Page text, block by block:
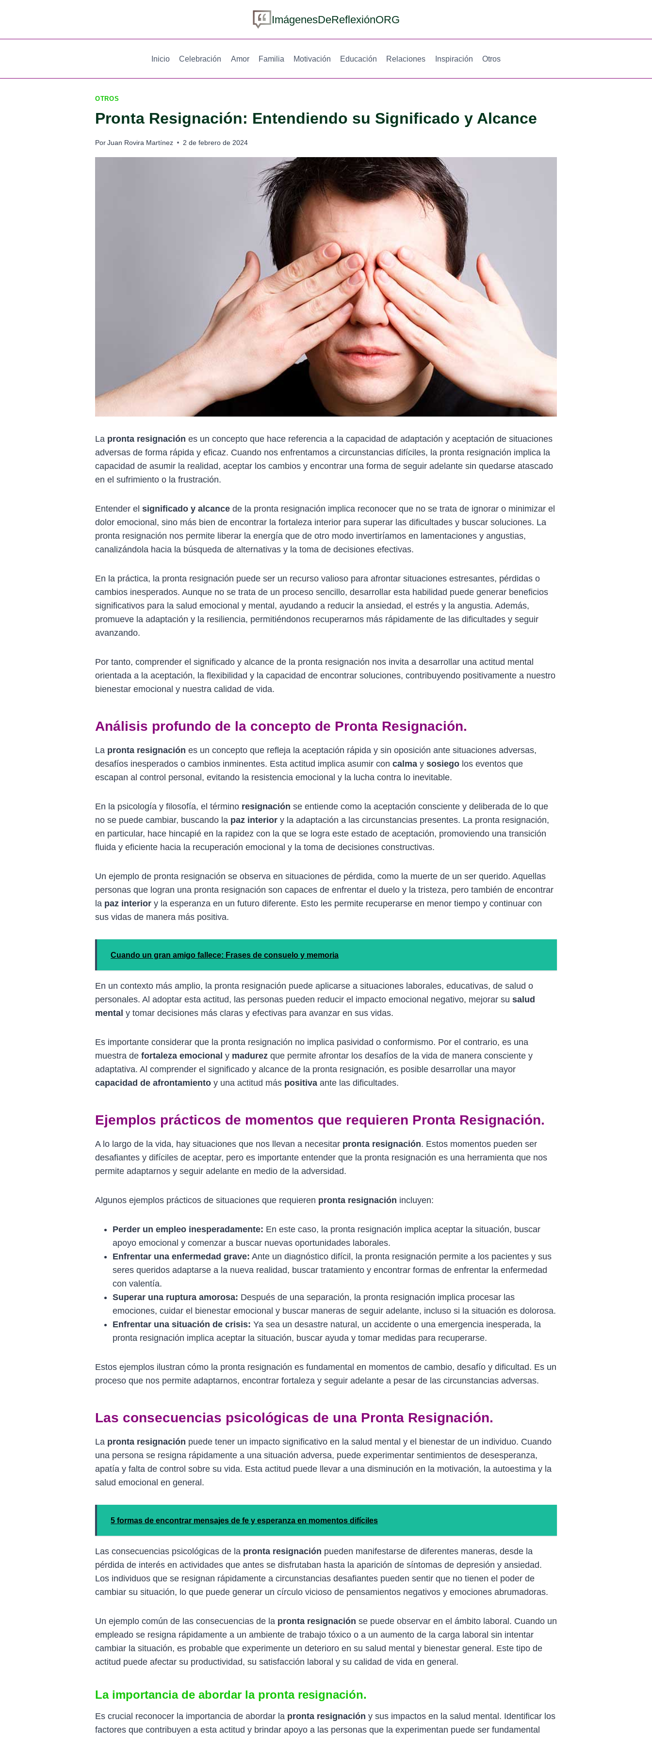
ImágenesDeReflexiónORG
Inicio Celebración Amor Familia Motivación Educación Relaciones Inspiración Otros
OTROS
Pronta Resignación: Entendiendo su Significado y Alcance
PorJuan Rovira Martínez 2 de febrero de 2024
La pronta resignación es un concepto que hace referencia a la capacidad de adaptación y aceptación de situaciones
adversas de forma rápida y eficaz. Cuando nos enfrentamos a circunstancias difíciles, la pronta resignación implica la
capacidad de asumir la realidad, aceptar los cambios y encontrar una forma de seguir adelante sin quedarse atascado
en el sufrimiento o la frustración.
Entender el significado y alcance de la pronta resignación implica reconocer que no se trata de ignorar o minimizar el
dolor emocional, sino más bien de encontrar la fortaleza interior para superar las dificultades y buscar soluciones. La
pronta resignación nos permite liberar la energía que de otro modo invertiríamos en lamentaciones y angustias,
canalizándola hacia la búsqueda de alternativas y la toma de decisiones efectivas.
En la práctica, la pronta resignación puede ser un recurso valioso para afrontar situaciones estresantes, pérdidas o
cambios inesperados. Aunque no se trata de un proceso sencillo, desarrollar esta habilidad puede generar beneficios
significativos para la salud emocional y mental, ayudando a reducir la ansiedad, el estrés y la angustia. Además,
promueve la adaptación y la resiliencia, permitiéndonos recuperarnos más rápidamente de las dificultades y seguir
avanzando.
Por tanto, comprender el significado y alcance de la pronta resignación nos invita a desarrollar una actitud mental
orientada a la aceptación, la flexibilidad y la capacidad de encontrar soluciones, contribuyendo positivamente a nuestro
bienestar emocional y nuestra calidad de vida.
Análisis profundo de la concepto de Pronta Resignación.
La pronta resignación es un concepto que refleja la aceptación rápida y sin oposición ante situaciones adversas,
desafíos inesperados o cambios inminentes. Esta actitud implica asumir con calma y sosiego los eventos que
escapan al control personal, evitando la resistencia emocional y la lucha contra lo inevitable.
En la psicología y filosofía, el término resignación se entiende como la aceptación consciente y deliberada de lo que
no se puede cambiar, buscando la paz interior y la adaptación a las circunstancias presentes. La pronta resignación,
en particular, hace hincapié en la rapidez con la que se logra este estado de aceptación, promoviendo una transición
fluida y eficiente hacia la recuperación emocional y la toma de decisiones constructivas.
Un ejemplo de pronta resignación se observa en situaciones de pérdida, como la muerte de un ser querido. Aquellas
personas que logran una pronta resignación son capaces de enfrentar el duelo y la tristeza, pero también de encontrar
la paz interior y la esperanza en un futuro diferente. Esto les permite recuperarse en menor tiempo y continuar con
sus vidas de manera más positiva.
Cuando un gran amigo fallece: Frases de consuelo y memoria
En un contexto más amplio, la pronta resignación puede aplicarse a situaciones laborales, educativas, de salud o
personales. Al adoptar esta actitud, las personas pueden reducir el impacto emocional negativo, mejorar su salud
mental y tomar decisiones más claras y efectivas para avanzar en sus vidas.
Es importante considerar que la pronta resignación no implica pasividad o conformismo. Por el contrario, es una
muestra de fortaleza emocional y madurez que permite afrontar los desafíos de la vida de manera consciente y
adaptativa. Al comprender el significado y alcance de la pronta resignación, es posible desarrollar una mayor
capacidad de afrontamiento y una actitud más positiva ante las dificultades.
Ejemplos prácticos de momentos que requieren Pronta Resignación.
A lo largo de la vida, hay situaciones que nos llevan a necesitar pronta resignación. Estos momentos pueden ser
desafiantes y difíciles de aceptar, pero es importante entender que la pronta resignación es una herramienta que nos
permite adaptarnos y seguir adelante en medio de la adversidad.
Algunos ejemplos prácticos de situaciones que requieren pronta resignación incluyen:
Perder un empleo inesperadamente: En este caso, la pronta resignación implica aceptar la situación, buscar
apoyo emocional y comenzar a buscar nuevas oportunidades laborales.
Enfrentar una enfermedad grave: Ante un diagnóstico difícil, la pronta resignación permite a los pacientes y sus
seres queridos adaptarse a la nueva realidad, buscar tratamiento y encontrar formas de enfrentar la enfermedad
con valentía.
Superar una ruptura amorosa: Después de una separación, la pronta resignación implica procesar las
emociones, cuidar el bienestar emocional y buscar maneras de seguir adelante, incluso si la situación es dolorosa.
Enfrentar una situación de crisis: Ya sea un desastre natural, un accidente o una emergencia inesperada, la
pronta resignación implica aceptar la situación, buscar ayuda y tomar medidas para recuperarse.
Estos ejemplos ilustran cómo la pronta resignación es fundamental en momentos de cambio, desafío y dificultad. Es un
proceso que nos permite adaptarnos, encontrar fortaleza y seguir adelante a pesar de las circunstancias adversas.
Las consecuencias psicológicas de una Pronta Resignación.
La pronta resignación puede tener un impacto significativo en la salud mental y el bienestar de un individuo. Cuando
una persona se resigna rápidamente a una situación adversa, puede experimentar sentimientos de desesperanza,
apatía y falta de control sobre su vida. Esta actitud puede llevar a una disminución en la motivación, la autoestima y la
salud emocional en general.
5 formas de encontrar mensajes de fe y esperanza en momentos difíciles
Las consecuencias psicológicas de la pronta resignación pueden manifestarse de diferentes maneras, desde la
pérdida de interés en actividades que antes se disfrutaban hasta la aparición de síntomas de depresión y ansiedad.
Los individuos que se resignan rápidamente a circunstancias desafiantes pueden sentir que no tienen el poder de
cambiar su situación, lo que puede generar un círculo vicioso de pensamientos negativos y emociones abrumadoras.
Un ejemplo común de las consecuencias de la pronta resignación se puede observar en el ámbito laboral. Cuando un
empleado se resigna rápidamente a un ambiente de trabajo tóxico o a un aumento de la carga laboral sin intentar
cambiar la situación, es probable que experimente un deterioro en su salud mental y bienestar general. Este tipo de
actitud puede afectar su productividad, su satisfacción laboral y su calidad de vida en general.
La importancia de abordar la pronta resignación.
Es crucial reconocer la importancia de abordar la pronta resignación y sus impactos en la salud mental. Identificar los
factores que contribuyen a esta actitud y brindar apoyo a las personas que la experimentan puede ser fundamental